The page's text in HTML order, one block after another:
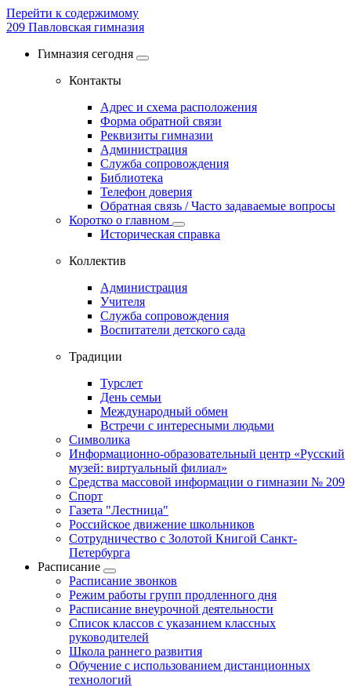
Перейти к содержимому
209 Павловская гимназия
Гимназия сегодня
Контакты
Адрес и схема расположения
Форма обратной связи
Реквизиты гимназии
Администрация
Служба сопровождения
Библиотека
Телефон доверия
Обратная связь / Часто задаваемые вопросы
Коротко о главном
Историческая справка
Коллектив
Администрация
Учителя
Служба сопровождения
Воспитатели детского сада
Традиции
Турслет
День семьи
Международный обмен
Встречи с интересными людьми
Символика
Информационно-образовательный центр «Русский
музей: виртуальный филиал»
Средства массовой информации о гимназии № 209
Спорт
Газета "Лестница"
Российское движение школьников
Сотрудничество с Золотой Книгой Санкт-
Петербурга
Расписание
Расписание звонков
Режим работы групп продленного дня
Расписание внеурочной деятельности
Список классов с указанием классных
руководителей
Школа раннего развития
Обучение с использованием дистанционных
технологий